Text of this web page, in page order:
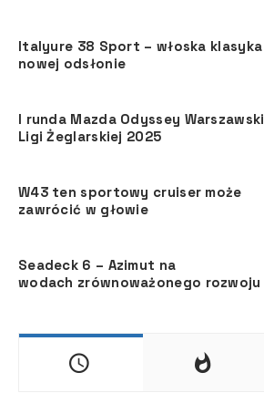
Italyure 38 Sport – włoska klasyka
nowej odsłonie
I runda Mazda Odyssey
Ligi Żeglarskiej 2025
W43 ten sportowy cruiser może
zawrócić w głowie
Seadeck 6 – Azimut na
wodach zrównoważonego rozwoju